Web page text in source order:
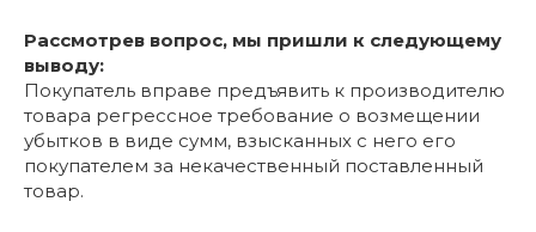
Рассмотрев вопрос, мы пришли к следующему
выводу:
Покупатель вправе предъявить к производителю
товара регрессное требование о возмещении
убытков в виде сумм, взысканных с него его
покупателем за некачественный поставленный
товар.